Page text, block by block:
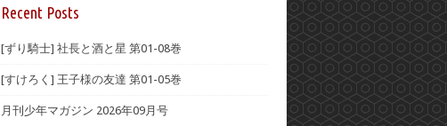
Recent Posts
[ずり騎士] 社長と酒と星 第01-08巻
[すけろく] 王子様の友達 第01-05巻
月刊少年マガジン 2026年09月号